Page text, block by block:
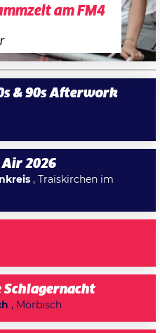
am FM4
& 90s Afterwork
Air 2026
, Traiskirchen im
Schlagernacht
, Mörbisch